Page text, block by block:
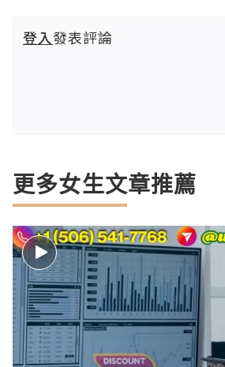
登入發表評論
更多女生文章推薦